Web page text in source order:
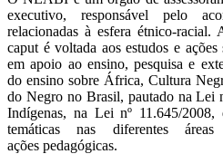
executivo, responsável pelo
relacionadas à esfera étnico-racial.
caput é voltada aos estudos e
em apoio ao ensino, pesquisa e
do ensino sobre África, Cultura
do Negro no Brasil, pautado na Lei
Indígenas, na Lei nº 11.645/
temáticas nas diferentes
ações pedagógicas.